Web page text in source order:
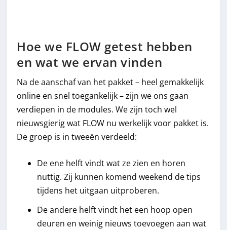
Hoe we FLOW getest hebben
en wat we ervan vinden
Na de aanschaf van het pakket – heel gemakkelijk
online en snel toegankelijk – zijn we ons gaan
verdiepen in de modules. We zijn toch wel
nieuwsgierig wat FLOW nu werkelijk voor pakket is.
De groep is in tweeën verdeeld:
De ene helft vindt wat ze zien en horen
nuttig. Zij kunnen komend weekend de tips
tijdens het uitgaan uitproberen.
De andere helft vindt het een hoop open
deuren en weinig nieuws toevoegen aan wat